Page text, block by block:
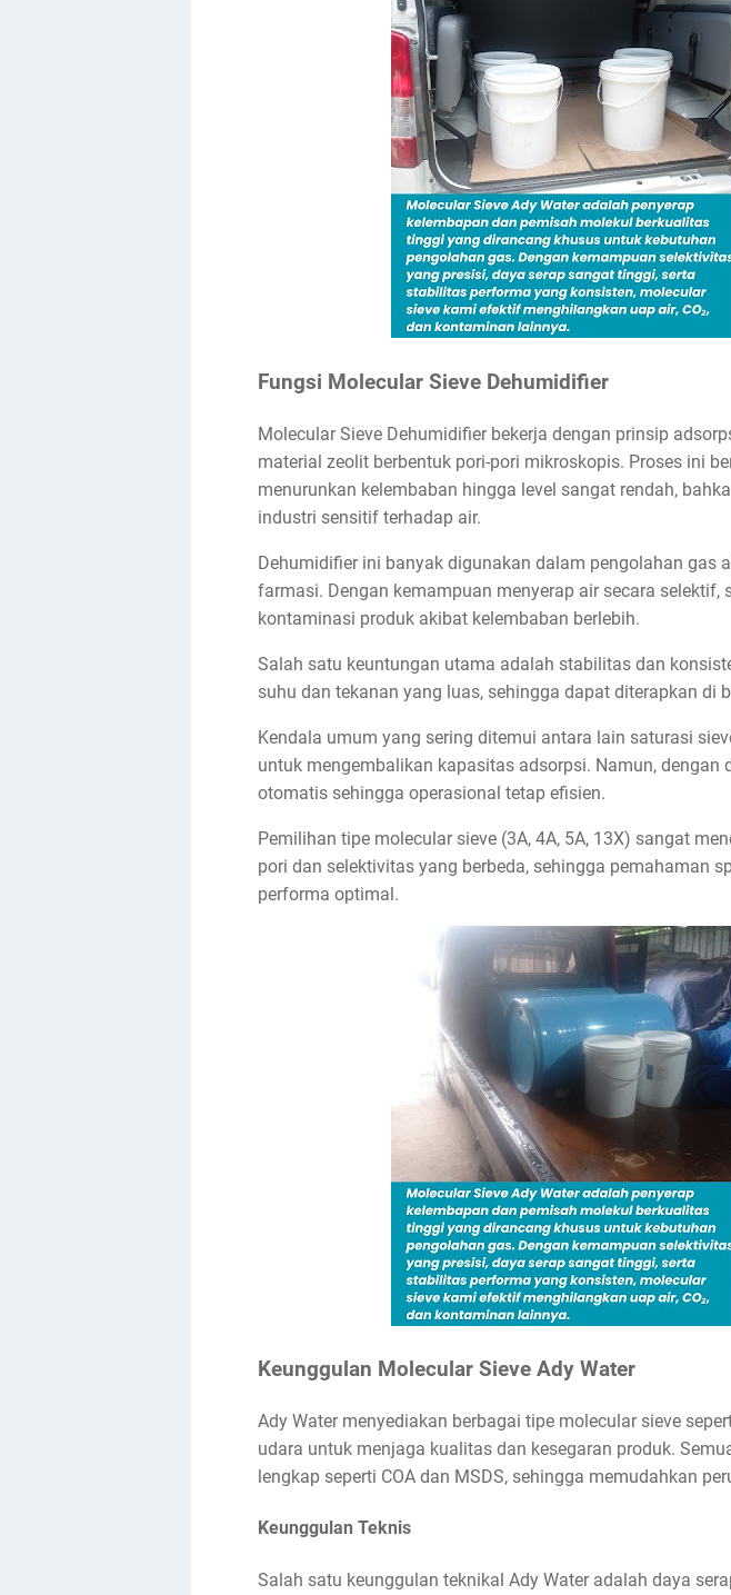
Fungsi Molecular Sieve Dehumidifier
Molecular Sieve Dehumidifier bekerja dengan prinsip
material zeolit berbentuk pori-pori mikroskopis. Proses ini
menurunkan kelembaban hingga level sangat rendah,
industri sensitif terhadap air.
Dehumidifier ini banyak digunakan dalam pengolahan gas
farmasi. Dengan kemampuan menyerap air secara
kontaminasi produk akibat kelembaban berlebih.
Salah satu keuntungan utama adalah stabilitas dan
suhu dan tekanan yang luas, sehingga dapat diterapkan
Kendala umum yang sering ditemui antara lain saturasi
untuk mengembalikan kapasitas adsorpsi. Namun,
otomatis sehingga operasional tetap efisien.
Pemilihan tipe molecular sieve (3A, 4A, 5A, 13X) sangat
pori dan selektivitas yang berbeda, sehingga pemahaman
performa optimal.
Keunggulan Molecular Sieve Ady Water
Ady Water menyediakan berbagai tipe molecular sieve
udara untuk menjaga kualitas dan kesegaran produk.
lengkap seperti COA dan MSDS, sehingga memudahkan
Keunggulan Teknis
Salah satu keunggulan teknikal Ady Water adalah daya